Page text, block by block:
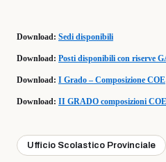
Download: Sedi disponibili
Download: Posti disponibili con riserve
Download: I Grado – Composizione COE
Download: II GRADO composizioni COE
Ufficio Scolastico Provinciale